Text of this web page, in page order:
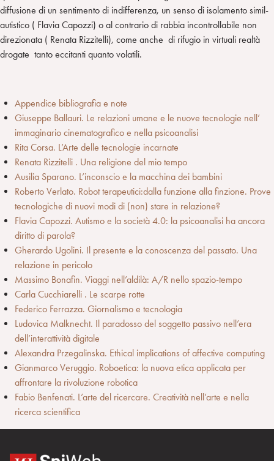
diffusione di un sentimento di indifferenza, un senso di isolamento simil-
autistico ( Flavia Capozzi) o al contrario di rabbia incontrollabile non
direzionata ( Renata Rizzitelli), come anche di rifugio in virtuali realtà
drogate tanto eccitanti quanto volatili.
Appendice bibliografia e note
Giuseppe Ballauri. Le relazioni umane e le nuove tecnologie nell’
immaginario cinematografico e nella psicoanalisi
Rita Corsa. L’Arte delle tecnologie incarnate
Renata Rizzitelli . Una religione del mio tempo
Ausilia Sparano. L’inconscio e la macchina dei bambini
Roberto Verlato. Robot terapeutici:dalla funzione alla finzione. Prove
tecnologiche di nuovi modi di (non) stare in relazione?
Flavia Capozzi. Autismo e la società 4.0: la psicoanalisi ha ancora
diritto di parola?
Gherardo Ugolini. Il presente e la conoscenza del passato. Una
relazione in pericolo
Massimo Bonafin. Viaggi nell’aldilà: A/R nello spazio-tempo
Carla Cucchiarelli . Le scarpe rotte
Federico Ferrazza. Giornalismo e tecnologia
Ludovica Malknecht. Il paradosso del soggetto passivo nell’era
dell’interattività digitale
Alexandra Przegalinska. Ethical implications of affective computing
Gianmarco Veruggio. Roboetica: la nuova etica applicata per
affrontare la rivoluzione robotica
Fabio Benfenati. L’arte del ricercare. Creatività nell’arte e nella
ricerca scientifica